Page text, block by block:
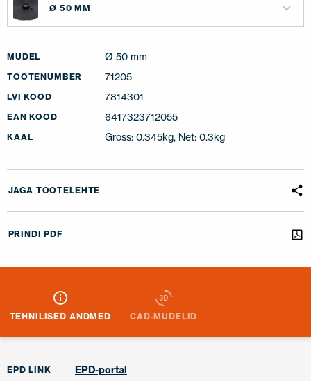
Ø 50 MM
MUDEL Ø 50 mm
TOOTENUMBER 71205
LVI KOOD 7814301
EAN KOOD 6417323712055
KAAL Gross: 0.345kg, Net: 0.3kg
JAGA TOOTELEHTE
PRINDI PDF
TEHNILISED ANDMED CAD-MUDELID
EPD LINK EPD-portal